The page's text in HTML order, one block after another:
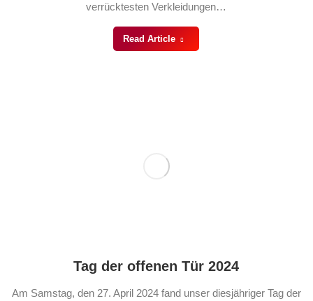
verrücktesten Verkleidungen…
Read Article
Tag der offenen Tür 2024
Am Samstag, den 27. April 2024 fand unser diesjähriger Tag der